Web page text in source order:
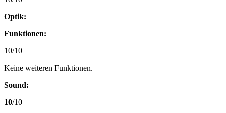
Optik:
Funktionen:
10/10
Keine weiteren Funktionen.
Sound:
10/10